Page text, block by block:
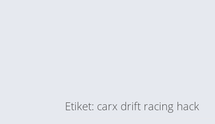
Etiket: carx drift racing hack